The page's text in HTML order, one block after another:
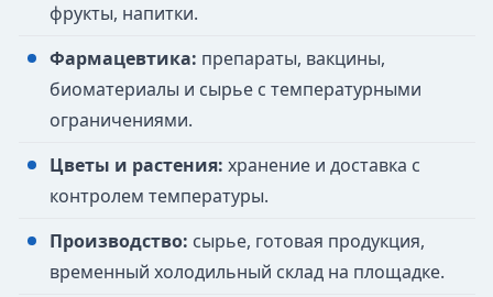
фрукты, напитки.
Фармацевтика: препараты, вакцины,
биоматериалы и сырье с температурными
ограничениями.
Цветы и растения: хранение и доставка с
контролем температуры.
Производство: сырье, готовая продукция,
временный холодильный склад на площадке.